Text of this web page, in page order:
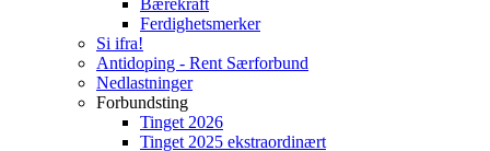
Bærekraft
Ferdighetsmerker
Si ifra!
Antidoping - Rent Særforbund
Nedlastninger
Forbundsting
Tinget 2026
Tinget 2025 ekstraordinært